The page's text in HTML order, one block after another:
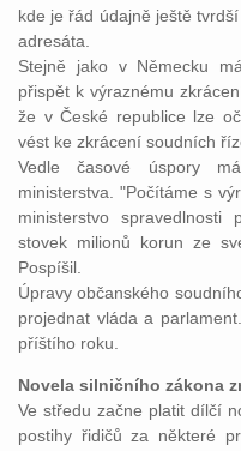
kde je řád údajně ještě
adresáta.
Stejně jako v Německu
přispět k výraznému
že v České republice lze
vést ke zkrácení soudních
Vedle časové úspory
ministerstva. "Počítáme s
ministerstvo
stovek milionů korun ze
Pospíšil.
Úpravy občanského
projednat vláda a
příštího roku.
Novela silničního zákona
Ve středu začne platit dílčí
postihy řidičů za některé